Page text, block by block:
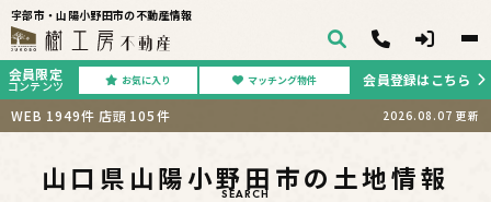
宇部市・山陽小野田市の不動産情報
会員限定
コンテンツ お気に入り マッチング物件
会員登録はこちら
WEB 1949件 店頭 105件 2026.08.07 更新
山口県山陽小野田市の土地情報
SEARCH